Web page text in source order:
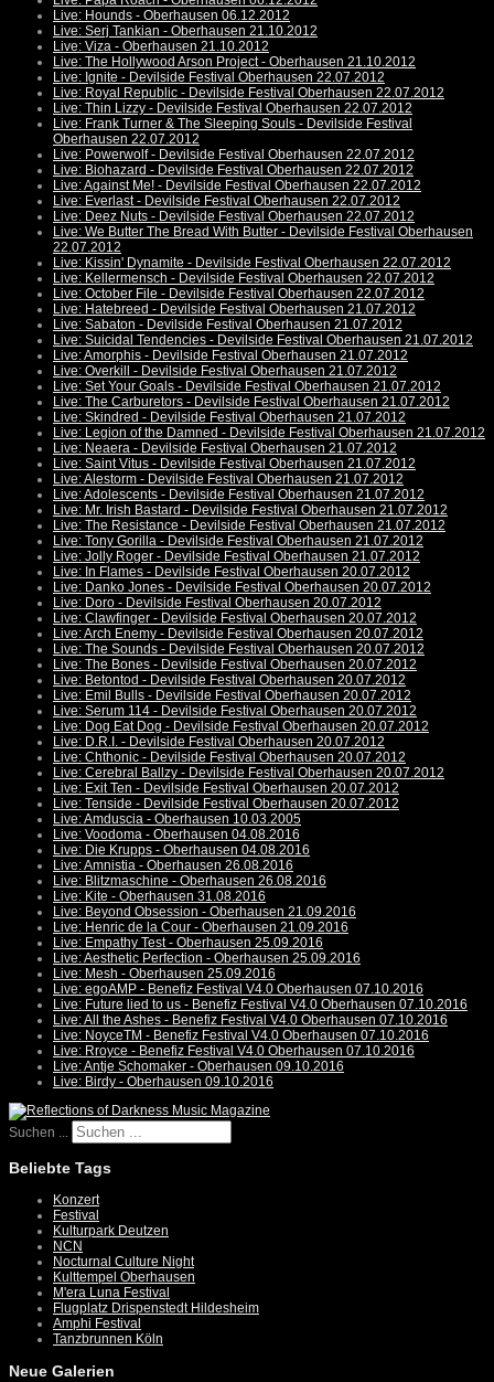
Live: Hounds - Oberhausen 06.12.2012
Live: Serj Tankian - Oberhausen 21.10.2012
Live: Viza - Oberhausen 21.10.2012
Live: The Hollywood Arson Project - Oberhausen 21.10.2012
Live: Ignite - Devilside Festival Oberhausen 22.07.2012
Live: Royal Republic - Devilside Festival Oberhausen 22.07.2012
Live: Thin Lizzy - Devilside Festival Oberhausen 22.07.2012
Live: Frank Turner & The Sleeping Souls - Devilside Festival
Oberhausen 22.07.2012
Live: Powerwolf - Devilside Festival Oberhausen 22.07.2012
Live: Biohazard - Devilside Festival Oberhausen 22.07.2012
Live: Against Me! - Devilside Festival Oberhausen 22.07.2012
Live: Everlast - Devilside Festival Oberhausen 22.07.2012
Live: Deez Nuts - Devilside Festival Oberhausen 22.07.2012
Live: We Butter The Bread With Butter - Devilside Festival Oberhausen
22.07.2012
Live: Kissin' Dynamite - Devilside Festival Oberhausen 22.07.2012
Live: Kellermensch - Devilside Festival Oberhausen 22.07.2012
Live: October File - Devilside Festival Oberhausen 22.07.2012
Live: Hatebreed - Devilside Festival Oberhausen 21.07.2012
Live: Sabaton - Devilside Festival Oberhausen 21.07.2012
Live: Suicidal Tendencies - Devilside Festival Oberhausen 21.07.2012
Live: Amorphis - Devilside Festival Oberhausen 21.07.2012
Live: Overkill - Devilside Festival Oberhausen 21.07.2012
Live: Set Your Goals - Devilside Festival Oberhausen 21.07.2012
Live: The Carburetors - Devilside Festival Oberhausen 21.07.2012
Live: Skindred - Devilside Festival Oberhausen 21.07.2012
Live: Legion of the Damned - Devilside Festival Oberhausen 21.07.2012
Live: Neaera - Devilside Festival Oberhausen 21.07.2012
Live: Saint Vitus - Devilside Festival Oberhausen 21.07.2012
Live: Alestorm - Devilside Festival Oberhausen 21.07.2012
Live: Adolescents - Devilside Festival Oberhausen 21.07.2012
Live: Mr. Irish Bastard - Devilside Festival Oberhausen 21.07.2012
Live: The Resistance - Devilside Festival Oberhausen 21.07.2012
Live: Tony Gorilla - Devilside Festival Oberhausen 21.07.2012
Live: Jolly Roger - Devilside Festival Oberhausen 21.07.2012
Live: In Flames - Devilside Festival Oberhausen 20.07.2012
Live: Danko Jones - Devilside Festival Oberhausen 20.07.2012
Live: Doro - Devilside Festival Oberhausen 20.07.2012
Live: Clawfinger - Devilside Festival Oberhausen 20.07.2012
Live: Arch Enemy - Devilside Festival Oberhausen 20.07.2012
Live: The Sounds - Devilside Festival Oberhausen 20.07.2012
Live: The Bones - Devilside Festival Oberhausen 20.07.2012
Live: Betontod - Devilside Festival Oberhausen 20.07.2012
Live: Emil Bulls - Devilside Festival Oberhausen 20.07.2012
Live: Serum 114 - Devilside Festival Oberhausen 20.07.2012
Live: Dog Eat Dog - Devilside Festival Oberhausen 20.07.2012
Live: D.R.I. - Devilside Festival Oberhausen 20.07.2012
Live: Chthonic - Devilside Festival Oberhausen 20.07.2012
Live: Cerebral Ballzy - Devilside Festival Oberhausen 20.07.2012
Live: Exit Ten - Devilside Festival Oberhausen 20.07.2012
Live: Tenside - Devilside Festival Oberhausen 20.07.2012
Live: Amduscia - Oberhausen 10.03.2005
Live: Voodoma - Oberhausen 04.08.2016
Live: Die Krupps - Oberhausen 04.08.2016
Live: Amnistia - Oberhausen 26.08.2016
Live: Blitzmaschine - Oberhausen 26.08.2016
Live: Kite - Oberhausen 31.08.2016
Live: Beyond Obsession - Oberhausen 21.09.2016
Live: Henric de la Cour - Oberhausen 21.09.2016
Live: Empathy Test - Oberhausen 25.09.2016
Live: Aesthetic Perfection - Oberhausen 25.09.2016
Live: Mesh - Oberhausen 25.09.2016
Live: egoAMP - Benefiz Festival V4.0 Oberhausen 07.10.2016
Live: Future lied to us - Benefiz Festival V4.0 Oberhausen 07.10.2016
Live: All the Ashes - Benefiz Festival V4.0 Oberhausen 07.10.2016
Live: NoyceTM - Benefiz Festival V4.0 Oberhausen 07.10.2016
Live: Rroyce - Benefiz Festival V4.0 Oberhausen 07.10.2016
Live: Antje Schomaker - Oberhausen 09.10.2016
Live: Birdy - Oberhausen 09.10.2016
Suchen ...
Beliebte Tags
Konzert
Festival
Kulturpark Deutzen
NCN
Nocturnal Culture Night
Kulttempel Oberhausen
M'era Luna Festival
Flugplatz Drispenstedt Hildesheim
Amphi Festival
Tanzbrunnen Köln
Neue Galerien